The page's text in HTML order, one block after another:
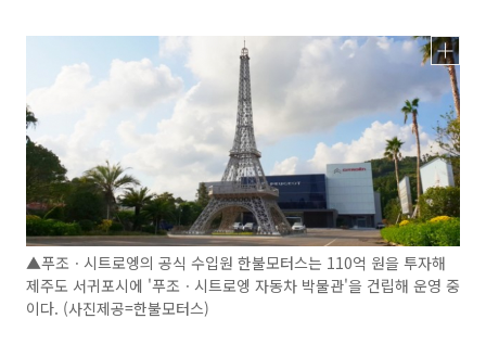
▲푸조ㆍ시트로엥의 공식 수입원 한불모터스는 110억 원을 투자해
제주도 서귀포시에 '푸조ㆍ시트로엥 자동차 박물관'을 건립해 운영 중
이다. (사진제공=한불모터스)